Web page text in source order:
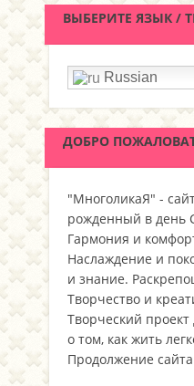
ВЫБЕРИТЕ ЯЗЫК /
Russian
ДОБРО
"МноголикаЯ" -
рожденный в день
Гармония и
Наслаждение и
и знание.
Творчество и
Творческий
о том, как жить
Продолжение